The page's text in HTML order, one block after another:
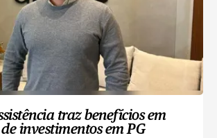
traz benefícios em
investimentos em PG